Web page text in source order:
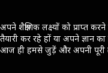
अपने शैक्षणिक लक्ष्यों को प्राप्त
तैयारी कर रहे हों या अपने ज्ञान
आज ही हमसे जुड़ें और अपनी पूरी